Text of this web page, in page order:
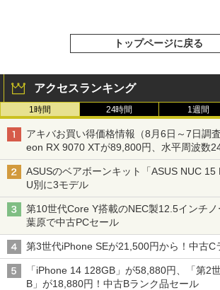
トップページに戻る
アクセスランキング
1時間 24時間 1週間
アキバお買い得価格情報（8月6日～7日調
eon RX 9070 XTが89,800円、水平周波数
ニターが9,801円、暑さ指数連動セール ほ
ASUSのベアボーンキット「ASUS NUC 15
U別に3モデル
第10世代Core Y搭載のNEC製12.5インチ
葉原で中古PCセール
第3世代iPhone SEが21,500円から！中古C
「iPhone 14 128GB」が58,880円、「第2
B」が18,880円！中古Bランク品セール